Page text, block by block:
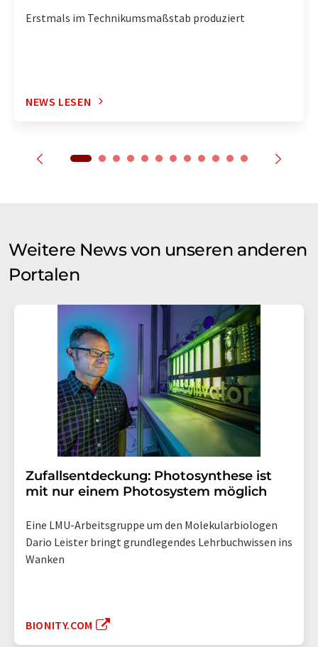
Erstmals im Technikumsmaßstab produziert
NEWS LESEN
Weitere News von unseren anderen
Portalen
Zufallsentdeckung: Photosynthese ist
mit nur einem Photosystem möglich
Eine LMU-Arbeitsgruppe um den Molekularbiologen
Dario Leister bringt grundlegendes Lehrbuchwissen ins
Wanken
BIONITY.COM